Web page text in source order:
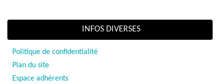
INFOS DIVERSES
Politique de confidentialité
Plan du site
Espace adhérents